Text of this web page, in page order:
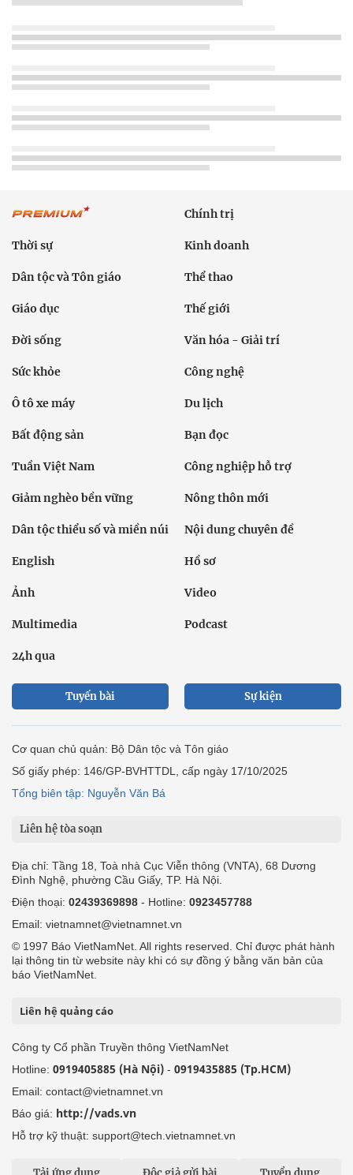
Chính trị
Thời sự Kinh doanh
Dân tộc và Tôn giáo Thể thao
Giáo dục Thế giới
Đời sống Văn hóa - Giải trí
Sức khỏe Công nghệ
Ô tô xe máy Du lịch
Bất động sản Bạn đọc
Tuần Việt Nam Công nghiệp hỗ trợ
Giảm nghèo bền vững Nông thôn mới
Dân tộc thiểu số và miền núi Nội dung chuyên đề
English Hồ sơ
Ảnh Video
Multimedia Podcast
24h qua
Tuyến bài Sự kiện
Cơ quan chủ quản: Bộ Dân tộc và Tôn giáo
Số giấy phép: 146/GP-BVHTTDL, cấp ngày 17/10/2025
Tổng biên tập: Nguyễn Văn Bá
Liên hệ tòa soạn
Địa chỉ: Tầng 18, Toà nhà Cục Viễn thông (VNTA), 68 Dương
Đình Nghệ, phường Cầu Giấy, TP. Hà Nội.
Điện thoại: 02439369898 - Hotline: 0923457788
Email: vietnamnet@vietnamnet.vn
© 1997 Báo VietNamNet. All rights reserved. Chỉ được phát hành
lại thông tin từ website này khi có sự đồng ý bằng văn bản của
báo VietNamNet.
Liên hệ quảng cáo
Công ty Cổ phần Truyền thông VietNamNet
Hotline: 0919405885 (Hà Nội) - 0919435885 (Tp.HCM)
Email: contact@vietnamnet.vn
Báo giá: http://vads.vn
Hỗ trợ kỹ thuật: support@tech.vietnamnet.vn